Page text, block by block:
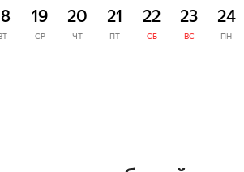
19
СР
20
ЧТ
21
ПТ
22
СБ
23
ВС
24
ПН